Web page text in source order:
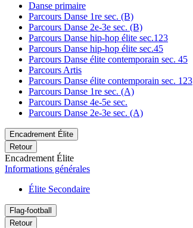
Danse primaire
Parcours Danse 1re sec. (B)
Parcours Danse 2e-3e sec. (B)
Parcours Danse hip-hop élite sec.123
Parcours Danse hip-hop élite sec.45
Parcours Danse élite contemporain sec. 45
Parcours Artis
Parcours Danse élite contemporain sec. 123
Parcours Danse 1re sec. (A)
Parcours Danse 4e-5e sec.
Parcours Danse 2e-3e sec. (A)
Encadrement Élite
Retour
Encadrement Élite
Informations générales
Élite Secondaire
Flag-football
Retour